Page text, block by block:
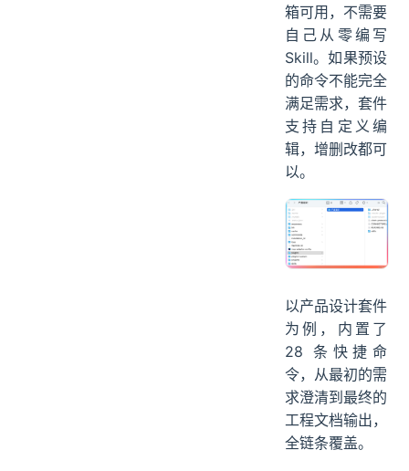
箱可用，不需要
自己从零编写
Skill。如果预设
的命令不能完全
满足需求，套件
支持自定义编
辑，增删改都可
以。
以产品设计套件
为例，内置了
28 条快捷命
令，从最初的需
求澄清到最终的
工程文档输出，
全链条覆盖。